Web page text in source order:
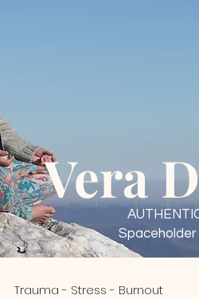
Vera
Trauma - Stress - Burnout